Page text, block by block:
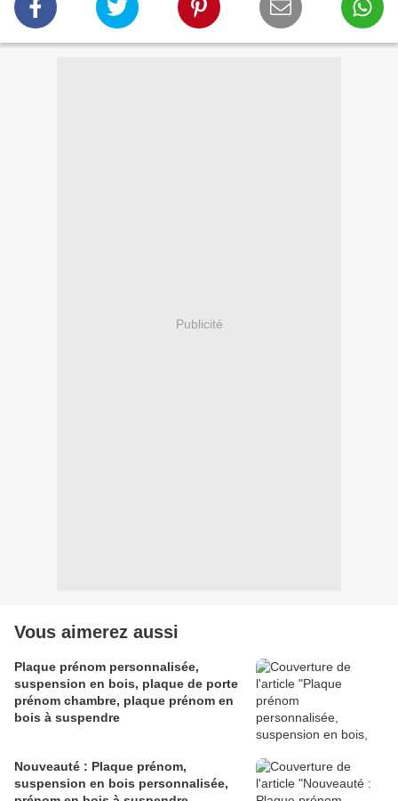
Publicité
Vous aimerez aussi
Plaque prénom personnalisée,
suspension en bois, plaque de porte
prénom chambre, plaque prénom en
bois à suspendre
Nouveauté : Plaque prénom,
suspension en bois personnalisée,